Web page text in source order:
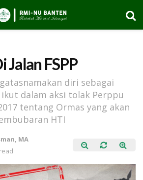
Jalan FSPP
diri sebagai
ikut dalam aksi tolak Perppu
tentang Ormas yang akan
HTI
MA